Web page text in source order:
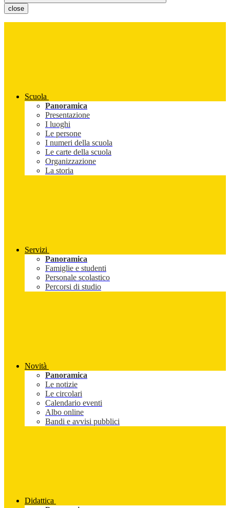
close
Scuola
Panoramica
Presentazione
I luoghi
Le persone
I numeri della scuola
Le carte della scuola
Organizzazione
La storia
Servizi
Panoramica
Famiglie e studenti
Personale scolastico
Percorsi di studio
Novità
Panoramica
Le notizie
Le circolari
Calendario eventi
Albo online
Bandi e avvisi pubblici
Didattica